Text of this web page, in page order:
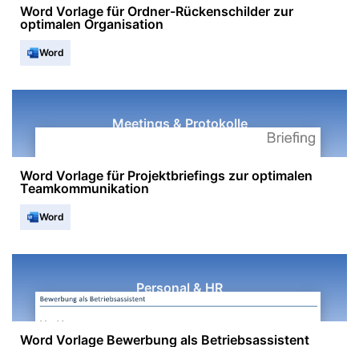
Word Vorlage für Ordner-Rückenschilder zur
optimalen Organisation
Word
Meetings & Protokolle
Word Vorlage für Projektbriefings zur optimalen
Teamkommunikation
Word
Personal & HR
Word Vorlage Bewerbung als Betriebsassistent